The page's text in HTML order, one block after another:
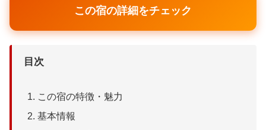
この宿の詳細をチェック
目次
この宿の特徴・魅力
基本情報